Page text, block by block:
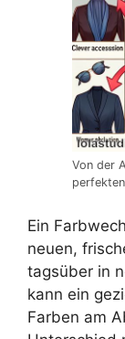
Von der
Ein
neuen,
tagsüber in
kann ein
Farben am